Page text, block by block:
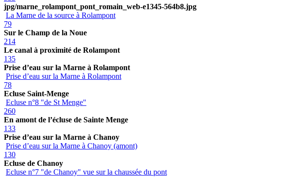
jpg/marne_rolampont_pont_romain_web-e1345-564b8.jpg
La Marne de la source à Rolampont
79
Sur le Champ de la Noue
214
Le canal à proximité de Rolampont
135
Prise d’eau sur la Marne à Rolampont
Prise d’eau sur la Marne à Rolampont
78
Ecluse Saint-Menge
Ecluse n°8 "de St Menge"
260
En amont de l’écluse de Sainte Menge
133
Prise d’eau sur la Marne à Chanoy
Prise d’eau sur la Marne à Chanoy (amont)
130
Ecluse de Chanoy
Ecluse n°7 "de Chanoy" vue sur la chaussée du pont